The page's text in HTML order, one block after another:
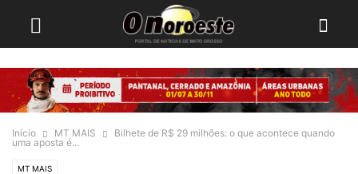
Início MT MAIS
Bilhete de R$ 29 milhões: o que acontece quando
uma aposta é...
MT MAIS